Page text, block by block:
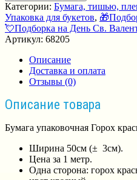
Категории: Бумага, тишью,
Упаковка для букетов,
💘Подборка на День Св.
Артикул: 68205
Описание
Доставка и оплата
Отзывы (0)
Описание товара
Бумага упаковочная Горох
Ширина 50см (± 3см).
Цена за 1 метр.
Одна сторона: горох